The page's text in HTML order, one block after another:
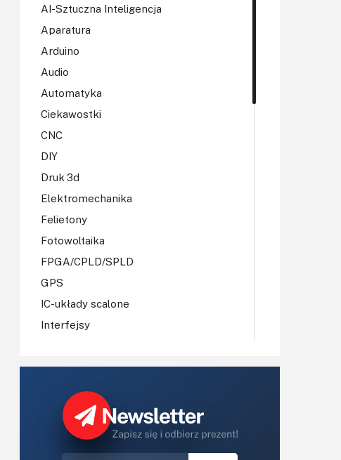
AI-Sztuczna Inteligencja
Aparatura
Arduino
Audio
Automatyka
Ciekawostki
CNC
DIY
Druk 3d
Elektromechanika
Felietony
Fotowoltaika
FPGA/CPLD/SPLD
GPS
IC-układy scalone
Interfejsy
Koła Naukowe
Książki
Lasery
LED/LCD/OLED